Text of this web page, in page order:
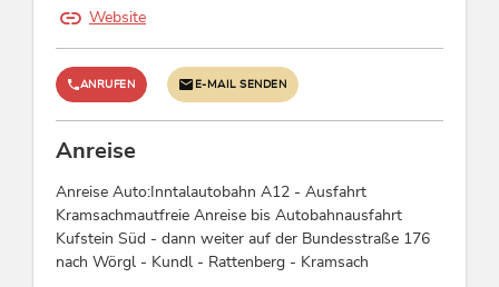
Website
ANRUFEN E-MAIL SENDEN
Anreise
Anreise Auto:Inntalautobahn A12 - Ausfahrt
Kramsachmautfreie Anreise bis Autobahnausfahrt
Kufstein Süd - dann weiter auf der Bundesstraße 176
nach Wörgl - Kundl - Rattenberg - Kramsach